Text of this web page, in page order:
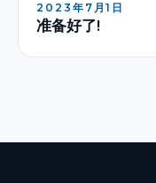
2023年7月1日
准备好了!